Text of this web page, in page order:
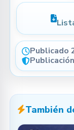
Publicado
También